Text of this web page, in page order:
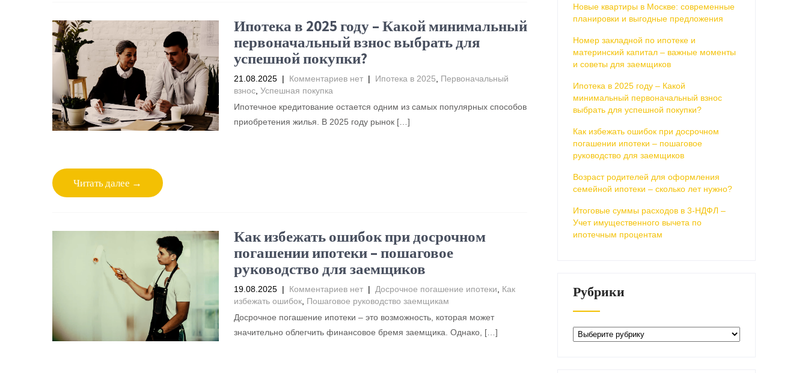
Ипотека в 2025 году – Какой минимальный
первоначальный взнос выбрать для
успешной покупки?
21.08.2025 | Комментариев нет | Ипотека в 2025
Первоначальный
взнос, Успешная покупка
Ипотечное кредитование остается одним из самых популярных способов
приобретения жилья. В 2025 году рынок […]
Читать далее →
Как избежать ошибок при досрочном
погашении ипотеки – пошаговое
руководство для заемщиков
19.08.2025 | Комментариев нет | Досрочное погашение ипотеки
Как
избежать ошибок, Пошаговое руководство заемщикам
Досрочное погашение ипотеки – это возможность, которая может
значительно облегчить финансовое бремя заемщика. Однако, […]
Новые квартиры в Москве: современные
планировки и выгодные предложения
Номер закладной по ипотеке и
материнский капитал – важные моменты
и советы для заемщиков
Ипотека в 2025 году – Какой
минимальный первоначальный взнос
выбрать для успешной покупки?
Как избежать ошибок при досрочном
погашении ипотеки – пошаговое
руководство для заемщиков
Возраст родителей для оформления
семейной ипотеки – сколько лет нужно?
Итоговые суммы расходов в 3-НДФЛ –
Учет имущественного вычета по
ипотечным процентам
Рубрики
Рубрики